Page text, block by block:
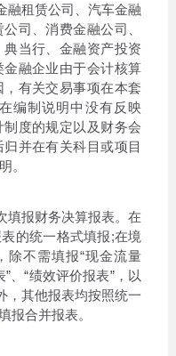
租赁公司、汽车金融
司、消费金融公司、
当行、金融资产投资
融企业由于会计核算
有关交易事项在本套
编制说明中没有反映
度的规定以及财务会
并在有关科目或项目
。
报财务决算报表。在
的统一格式填报;在境
除不需填报“现金流量
、“绩效评价报表”，以
，其他报表均按照统一
报合并报表。